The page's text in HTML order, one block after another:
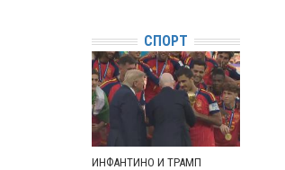
СПОРТ
ИНФАНТИНО И ТРАМП